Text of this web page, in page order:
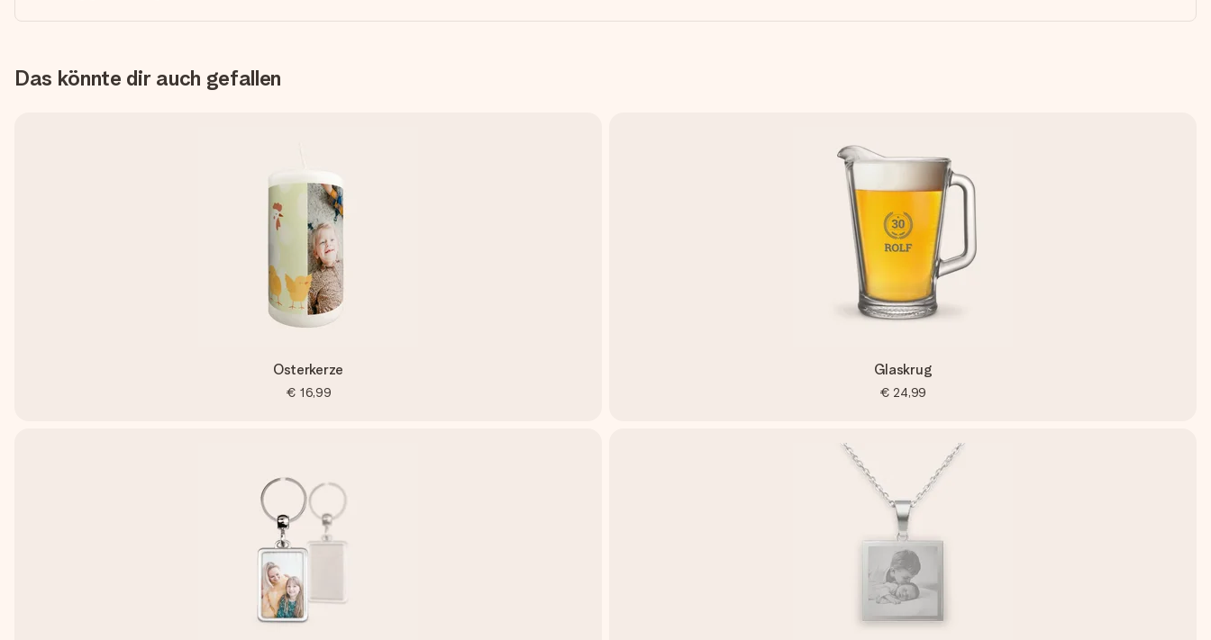
Das könnte dir auch gefallen
Osterkerze
€ 16,99
Glaskrug
€ 24,99